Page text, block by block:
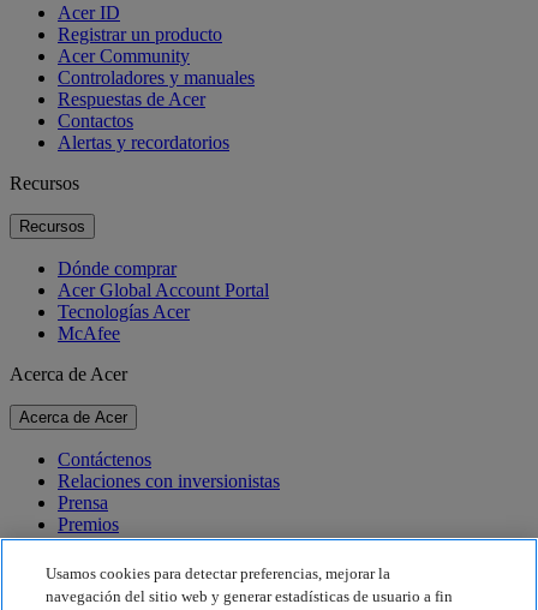
Acer ID
Registrar un producto
Acer Community
Controladores y manuales
Respuestas de Acer
Contactos
Alertas y recordatorios
Recursos
Recursos
Dónde comprar
Acer Global Account Portal
Tecnologías Acer
McAfee
Acerca de Acer
Acerca de Acer
Contáctenos
Relaciones con inversionistas
Prensa
Premios
Eventos
Sostenibilidad
Usamos cookies para detectar preferencias, mejorar la
navegación del sitio web y generar estadísticas de usuario a fin